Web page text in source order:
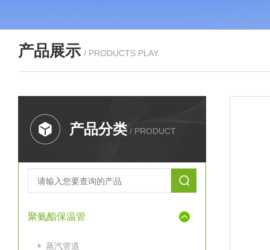
产品展示 / PRODUCTS PLAY
产品分类 / PRODUCT
聚氨酯保温管
蒸汽管道